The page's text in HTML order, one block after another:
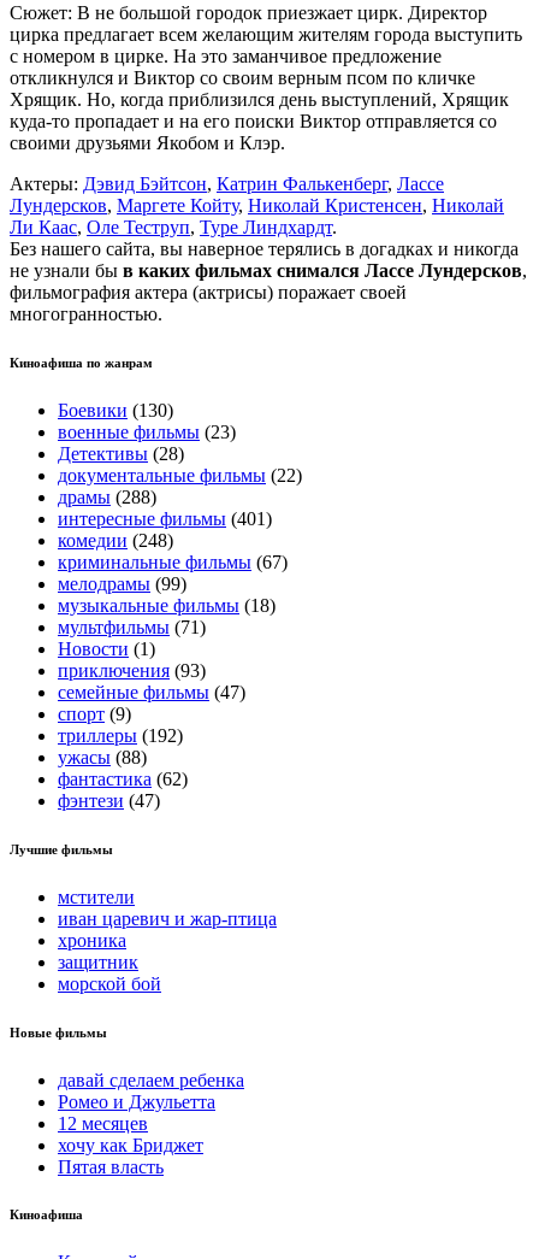
Сюжет: В не большой городок приезжает цирк. Директор
цирка предлагает всем желающим жителям города выступить
с номером в цирке. На это заманчивое предложение
откликнулся и Виктор со своим верным псом по кличке
Хрящик. Но, когда приблизился день выступлений, Хрящик
куда-то пропадает и на его поиски Виктор отправляется со
своими друзьями Якобом и Клэр.
Актеры: Дэвид Бэйтсон, Катрин Фалькенберг, Лассе
Лундерсков, Маргете Койту, Николай Кристенсен, Николай
Ли Каас, Оле Теструп, Туре Линдхардт.
Без нашего сайта, вы наверное терялись в догадках и никогда
не узнали бы в каких фильмах снимался Лассе Лундерсков,
фильмография актера (актрисы) поражает своей
многогранностью.
Киноафиша по жанрам
Боевики (130)
военные фильмы (23)
Детективы (28)
документальные фильмы (22)
драмы (288)
интересные фильмы (401)
комедии (248)
криминальные фильмы (67)
мелодрамы (99)
музыкальные фильмы (18)
мультфильмы (71)
Новости (1)
приключения (93)
семейные фильмы (47)
спорт (9)
триллеры (192)
ужасы (88)
фантастика (62)
фэнтези (47)
Лучшие фильмы
мстители
иван царевич и жар-птица
хроника
защитник
морской бой
Новые фильмы
давай сделаем ребенка
Ромео и Джульетта
12 месяцев
хочу как Бриджет
Пятая власть
Киноафиша